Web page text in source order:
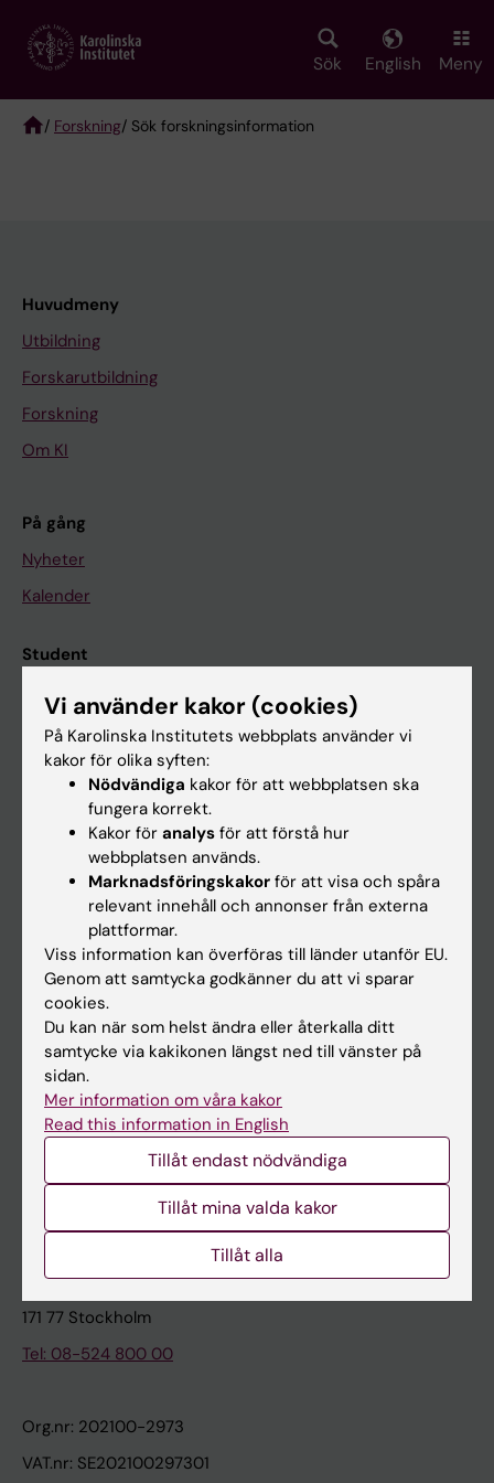
main
Sök English Meny
/ Forskning/ Sök forskningsinformation
Huvudmeny
Utbildning
Forskarutbildning
Forskning
Om KI
På gång
Nyheter
Kalender
Student
Ladok
Canvas
Schema
Studentmejlen
Kurs- och programwebbar
Student på KI
Medarbetare
Medarbetarportalen
Kontakta och besök KI
Universitetsbiblioteket
Stöd forskning och utbildning
Karolinska Institutet Innovation
Kontakta presstjänsten
Karolinska Institutet
171 77 Stockholm
Tel: 08-524 800 00
Org.nr: 202100-2973
VAT.nr: SE202100297301
Vi använder kakor (cookies)
På Karolinska Institutets webbplats använder vi
kakor för olika syften:
Nödvändiga kakor för att webbplatsen ska
fungera korrekt.
Kakor för analys för att förstå hur
webbplatsen används.
Marknadsföringskakor för att visa och spåra
relevant innehåll och annonser från externa
plattformar.
Viss information kan överföras till länder utanför EU.
Genom att samtycka godkänner du att vi sparar
cookies.
Du kan när som helst ändra eller återkalla ditt
samtycke via kakikonen längst ned till vänster på
sidan.
Mer information om våra kakor
Read this information in English
Tillåt endast nödvändiga
Tillåt mina valda kakor
Tillåt alla